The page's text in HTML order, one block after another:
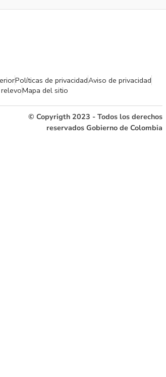
Políticas de privacidadAviso de privacidad
Mapa del sitio
© Copyrigth 2023 - Todos los derechos
reservados Gobierno de Colombia